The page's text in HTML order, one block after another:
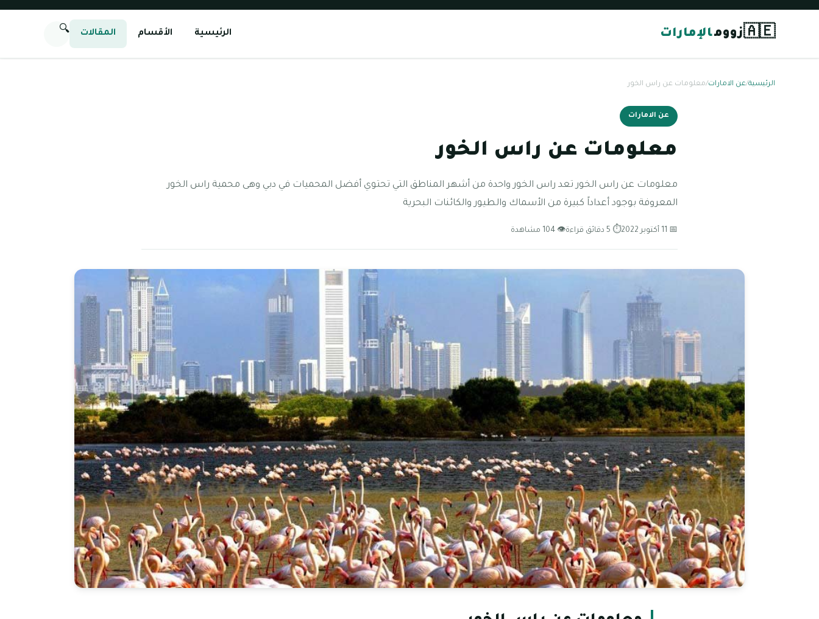
🇦🇪زوومالإمارات الرئيسية الأقسام المقالات 🔍
الرئيسية/عن الامارات/معلومات عن راس الخور
عن الامارات
معلومات عن راس الخور
معلومات عن راس الخور تعد راس الخور واحدة من أشهر المناطق التي تحتوي أفضل المحميات في دبي وهى محمية راس الخور
المعروفة بوجود أعداداً كبيرة من الأسماك والطيور والكائنات البحرية
📅 11 أكتوبر 2022 ⏱ 5 دقائق قراءة 👁 104 مشاهدة